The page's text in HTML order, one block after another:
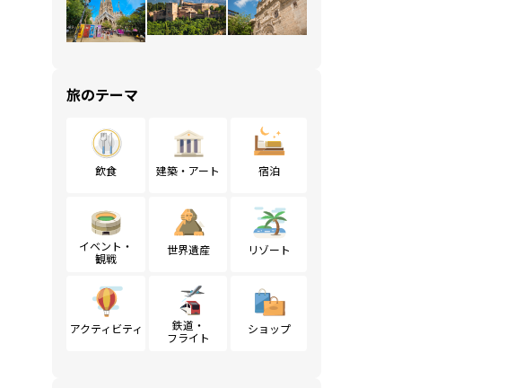
旅のテーマ
飲食 建築・アート 宿泊
イベント・
観戦
世界遺産 リゾート
アクティビティ
鉄道・
フライト
ショップ